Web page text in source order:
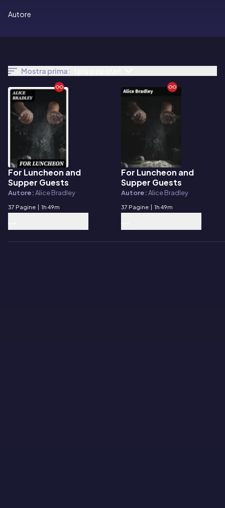
Autore
Mostra prima:
E-book
For Luncheon and
Supper Guests
Autore:Alice Bradley
37 Pagine | 1h 49m
E-book
For Luncheon and
Supper Guests
Autore:Alice Bradley
37 Pagine | 1h 49m